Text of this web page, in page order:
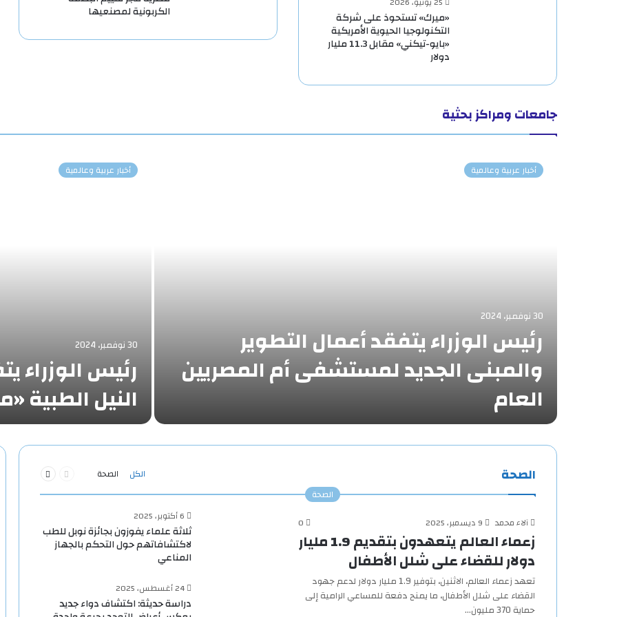
«ميرك» تستحوذ على شركة
التكنولوجيا الحيوية الأمريكية
«بايو-تيكني» مقابل 11.3 مليار
دولار
الكربونية لمصنعيها
جامعات ومراكز بحثية
أخبار عربية وعالمية
30 نوفمبر، 2024
رئيس الوزراء يتفقد أعمال التطوير
والمبنى الجديد لمستشفى أم المصريين
العام
أخبار عربية وعالمية
30 نوفمبر، 2024
رئيس الوزراء
النيل
الصحة الكل الصحة
الصفحة
الصحة
آلاء محمد
9 ديسمبر، 2025 0
زعماء العالم يتعهدون بتقديم 1.9 مليار
دولار للقضاء على شلل الأطفال
تعهد زعماء العالم، الاثنين، بتوفير 1.9 مليار دولار لدعم جهود
القضاء على شلل الأطفال، ما يمنح دفعة للمساعي الرامية إلى
حماية 370 مليون…
6 أكتوبر، 2025
ثلاثة علماء يفوزون بجائزة نوبل للطب
لاكتشافاتهم حول التحكم بالجهاز
المناعي
24 أغسطس، 2025
دراسة حديثة: اكتشاف دواء جديد